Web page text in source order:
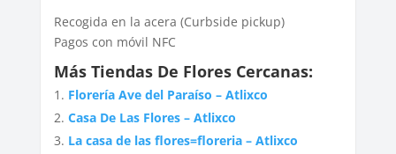
Recogida en la acera (Curbside pickup)
Pagos con móvil NFC
Más Tiendas De Flores Cercanas:
Florería Ave del Paraíso – Atlixco
Casa De Las Flores – Atlixco
La casa de las flores=floreria – Atlixco